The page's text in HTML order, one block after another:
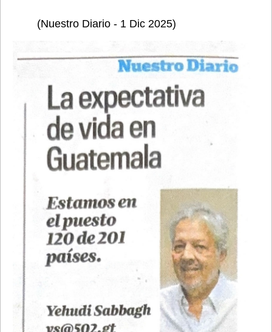
	(Nuestro Diario - 1 Dic 2025)